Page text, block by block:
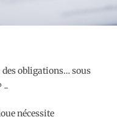
nécessite